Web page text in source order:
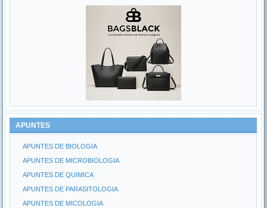
APUNTES
APUNTES DE BIOLOGIA
APUNTES DE MICROBIOLOGIA
APUNTES DE QUIMICA
APUNTES DE PARASITOLOGIA
APUNTES DE MICOLOGIA